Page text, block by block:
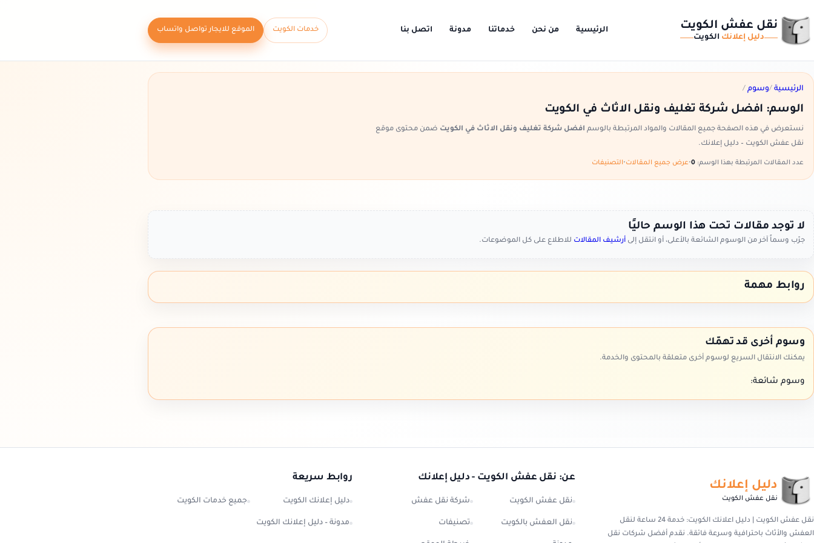
نقل عفش الكويت
دليل إعلانك الكويت
الرئيسية من نحن خدماتنا مدونة اتصل بنا خدمات الكويت الموقع للايجار تواصل واتساب
الرئيسية /وسوم /
الوسم: افضل شركة تغليف ونقل الاثاث في الكويت
نستعرض في هذه الصفحة جميع المقالات والمواد المرتبطة بالوسم افضل شركة تغليف ونقل الاثاث في الكويت ضمن محتوى موقع
نقل عفش الكويت – دليل إعلانك.
عدد المقالات المرتبطة بهذا الوسم: •عرض جميع المقالات•التصنيفات
لا توجد مقالات تحت هذا الوسم حاليًا
جرّب وسماً آخر من الوسوم الشائعة بالأعلى، أو انتقل إلى أرشيف المقالات للاطلاع على كل الموضوعات.
روابط مهمة
وسوم أخرى قد تهمّك
يمكنك الانتقال السريع لوسوم أخرى متعلقة بالمحتوى والخدمة.
وسوم شائعة:
دليل إعلانك
نقل عفش الكويت
نقل عفش الكويت | دليل اعلانك الكويت: خدمة 24 ساعة لنقل
العفش والأثاث باحترافية وسرعة فائقة. نقدم أفضل شركات نقل
عن: نقل عفش الكويت - دليل إعلانك
نقل عفش الكويت شركة نقل عفش
نقل العفش بالكويت تصنيفات
روابط سريعة
دليل إعلانك الكويت جميع خدمات الكويت
مدونة – دليل إعلانك الكويت